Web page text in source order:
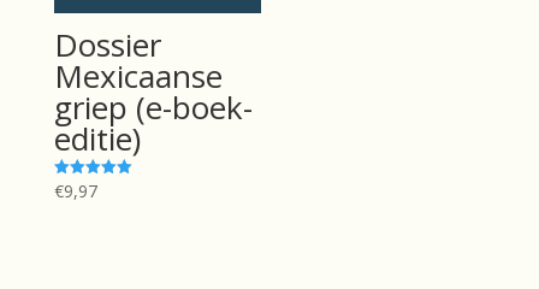
Dossier
Mexicaanse
griep (e-boek-
editie)
Gewaardeerd
5.00
€9,97